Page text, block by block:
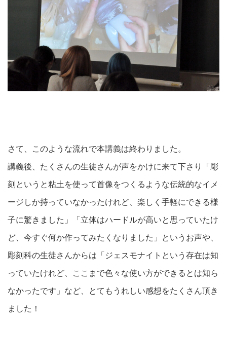
さて、このような流れで本講義は終わりました。
講義後、たくさんの生徒さんが声をかけに来て下さり「彫
刻というと粘土を使って首像をつくるような伝統的なイメ
ージしか持っていなかったけれど、楽しく手軽にできる様
子に驚きました」「立体はハードルが高いと思っていたけ
ど、今すぐ何か作ってみたくなりました」というお声や、
彫刻科の生徒さんからは「ジェスモナイトという存在は知
っていたけれど、ここまで色々な使い方ができるとは知ら
なかったです」など、とてもうれしい感想をたくさん頂き
ました！